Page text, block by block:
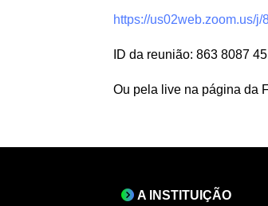
https://us02web.zoom.us/j/
ID da reunião: 863 8087
Ou pela live na página da
A INSTITUIÇÃO